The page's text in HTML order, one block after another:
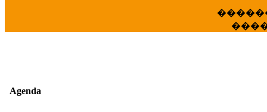
Agenda